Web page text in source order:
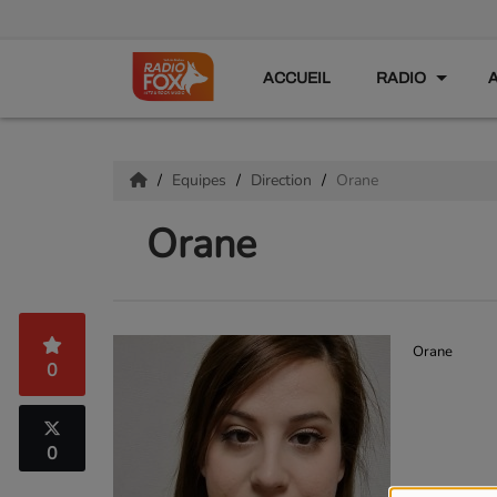
ACCUEIL RADIO
Equipes Direction Orane
Orane
0
0
Orane